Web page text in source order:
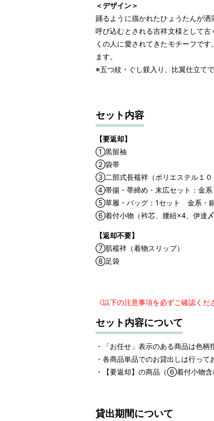
＜デザイン＞
踊るように描かれたひょうたんが
呼び込むとされる吉祥文様として
くの人に愛されてきたモチーフで
ます。
※五つ紋・ぐし躾入り、比翼仕立て
セット内容
【要返却】
①黒留袖
②袋帯
③二部式長襦袢（ポリエステル１０
④帯揚・帯締め・末広セット：金系
⑤草履・バッグ：1セット 金系・
⑥着付小物（衿芯、腰紐×4、伊達〆
【返却不要】
⑦肌襦袢（着物スリップ）
⑧足袋
《以下の注意事項を必ずご確認くだ
セット内容について
・「お任せ」表示のある商品は色柄
・各商品単品でのお貸出しは行って
・【要返却】の商品（⑥着付小物含
貸出期間について